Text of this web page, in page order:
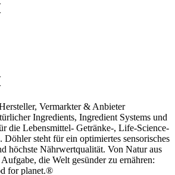
Vermarkter & Anbieter
Ingredients, Ingredient Systems und
die Lebensmittel- Getränke-, Life-Science-
steht für ein optimiertes sensorisches
höchste Nährwertqualität. Von Natur aus
die Welt gesünder zu ernähren:
for planet.®